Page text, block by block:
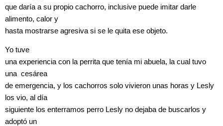
que daría a su propio cachorro, inclusive puede imitar darle
alimento, calor y
hasta mostrarse agresiva si se le quita ese objeto.
Yo tuve
una experiencia con la perrita que tenía mi abuela, la cual tuvo
una cesárea
de emergencia, y los cachorros solo vivieron unas horas y Lesly
los vio, al día
siguiente los enterramos perro Lesly no dejaba de buscarlos y
adoptó un